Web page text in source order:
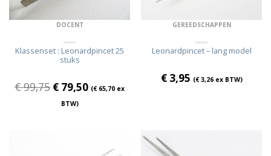
DOCENT
Klassenset : Leonardpincet 25
stuks
€99,75 € 79,50 (€65,70 ex
BTW)
GEREEDSCHAPPEN
Leonardpincet – lang model
€3,95 (€3,26ex BTW)